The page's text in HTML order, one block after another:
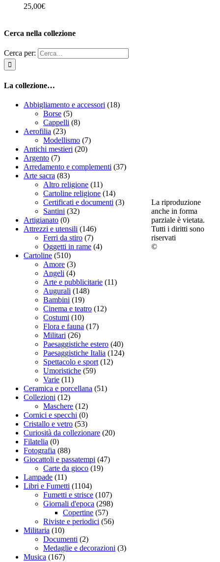
25,00€
Cerca nella collezione
Cerca per:
La collezione…
Abbigliamento e accessori (18)
Borse (5)
Cappelli (8)
Aerofilia (23)
Modellismo (7)
Antichi mestieri (20)
Argento (7)
Arredamento e complementi (37)
Arte sacra (83)
Altro religione (11)
Cartoline religione (14)
Certificati e documenti (3)
Santini (32)
Artigianato (0)
Attrezzi e utensili (146)
Ferri da stiro (7)
Oggetti in rame (4)
Cartoline (510)
Amore (3)
Angeli (4)
Arte e pubblicitarie (11)
Augurali (148)
Bambini (19)
Cinema e teatro (12)
Costumi (10)
Flora e fauna (17)
Militari (26)
Paesaggistiche estero (40)
Paesaggistiche Italia (124)
Spettacolo e sport (12)
Umoristiche (59)
Varie (11)
Ceramica e porcellana (51)
Collezioni (12)
Maschere (12)
Cornici e specchi (0)
Cristallo e vetro (53)
Curiosità da collezionare (20)
Filatelia (0)
Fotografia (88)
Giocattoli e passatempi (47)
Carte da gioco (19)
Lampade (11)
Libri e Fumetti (1104)
Fumetti e strisce (107)
Giornali d'epoca (298)
Copertine (57)
Riviste e periodici (56)
Militaria (10)
Documenti (2)
Medaglie e decorazioni (3)
Musica (167)
La riproduzione
anche in forma
parziale è vietata.
Tutti i diritti sono
riservati
©